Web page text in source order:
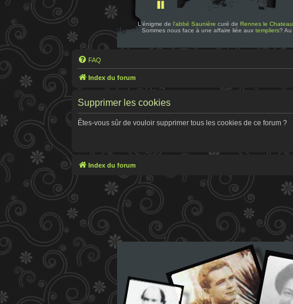
L'énigme de l'abbé Saunière curé de Rennes le Chateau
Sommes nous face à une affaire liée aux templiers? Au
FAQ
Index du forum
Supprimer les cookies
Êtes-vous sûr de vouloir supprimer tous les cookies de ce forum ?
Index du forum